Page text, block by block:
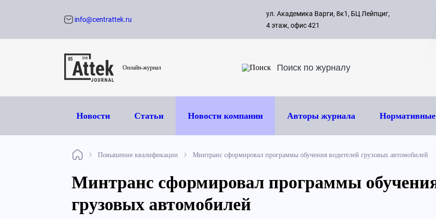
с 09:00
8 495
info@centrattek.ru
ул. Академика Варги, 8к1, БЦ Лейпциг,
4 этаж, офис 421
Онлайн-журнал
Новости Статьи Новости компании Авторы журнала
Повышение квалификации Минтранс сформировал программы обучения водителей грузовых автомобилей
Минтранс сформировал программы
грузовых автомобилей